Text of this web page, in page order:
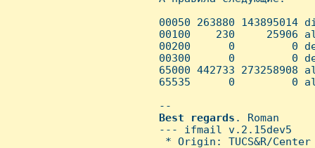
00050 263880
00100    230     25906
00200      0         0
00300      0         0
65000 442733
65535      0         0
--
Best
regards . Roman
--- ifmail v.2.15dev5
* Origin: TUCS&R/